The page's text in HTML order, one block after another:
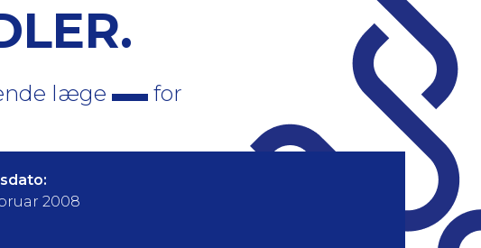
læge
for
2008